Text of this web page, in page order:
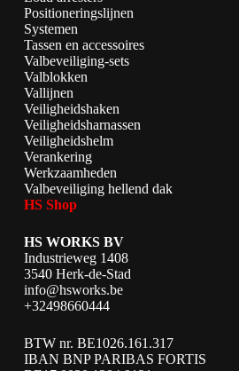
Positioneringslijnen
Systemen
Tassen en accessoires
Valbeveiliging-sets
Valblokken
Vallijnen
Veiligheidshaken
Veiligheidsharnassen
Veiligheidshelm
Verankering
Werkzaamheden
Valbeveiliging hellend dak
HS Shop
HS WORKS BV
Industrieweg 1408
3540 Herk-de-Stad
info@hsworks.be
+32498660444
BTW nr. BE1026.161.317
IBAN BNP PARIBAS FORTIS